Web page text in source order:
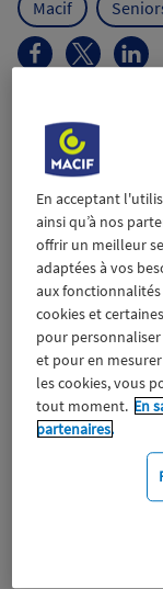
Macif
Certifié avec
Le 15 juillet, 4
région parisienne
Bowling® lors de
Séniors à la Japan
Depuis 2 ans, la
des enjeux
apportent des
depuis 2014 : lutte
des seniors, et
combattre les
Pour la première
parisienne pour
En acceptant
ainsi qu’à nos
offrir un meilleur
adaptées à vos
aux fonctionnalités
cookies et
pour
et pour en
les cookies, vous
tout moment. En
partenaires.